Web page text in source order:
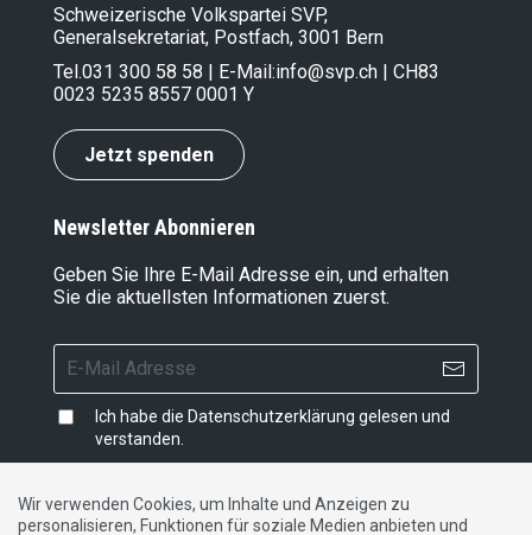
Schweizerische Volkspartei SVP,
Generalsekretariat, Postfach, 3001 Bern
Tel.031 300 58 58 | E-Mail:info@svp.ch | CH83
0023 5235 8557 0001 Y
Jetzt spenden
Newsletter Abonnieren
Geben Sie Ihre E-Mail Adresse ein, und erhalten
Sie die aktuellsten Informationen zuerst.
Ich habe die Datenschutzerklärung gelesen und
verstanden.
Wir verwenden Cookies, um Inhalte und Anzeigen zu
personalisieren, Funktionen für soziale Medien anbieten und